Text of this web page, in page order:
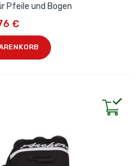
Pfeile und Bogen
€